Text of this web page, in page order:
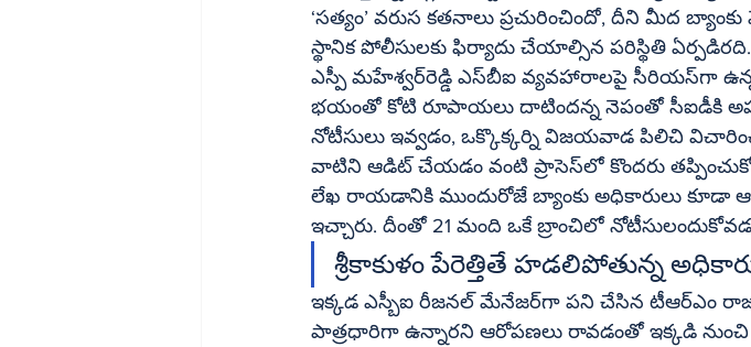
‘సత్యం’ వరుస కతనాలు ప్రచురించిందో, దీని మీద బ్యాంకు మేనేజర్‌ శ్రీకర్‌ను సస్పెండ్‌
స్థానిక పోలీసులకు ఫిర్యాదు చేయాల్సిన పరిస్థితి ఏర్పడిరది. కానీ ఆ డివిజన్‌కు
ఎస్పీ మహేశ్వర్‌రెడ్డి ఎస్‌బీఐ వ్యవహారాలపై సీరియస్‌గా ఉన్నందున ఫిర్యాదు ఇచ్చిన వెంటనే అరెస్టు చేస్తారన్న
భయంతో కోటి రూపాయలు దాటిందన్న నెపంతో సీఐడీకి
నోటీసులు ఇవ్వడం, ఒక్కొక్కర్ని విజయవాడ పిలిచి
వాటిని ఆడిట్‌ చేయడం వంటి ప్రాసెస్‌లో కొందరు తప్పించుకోవచ్చన్న భావనతో సీఐడీని ఆశ్రయించారు. సీఐడీకి
లేఖ రాయడానికి ముందురోజే బ్యాంకు అధికారులు
ఇచ్చారు. దీంతో 21 మంది ఒకే బ్రాంచిలో
శ్రీకాకుళం పేరెత్తితే హడలిపోతున్న
ఇక్కడ ఎస్బీఐ రీజనల్‌ మేనేజర్‌గా పని చేసిన టీఆర్‌ఎం రాజు గార బ్రాంచిలో తాకట్టు నగల మాయం కేసులో
పాత్రధారిగా ఉన్నారని ఆరోపణలు రావడంతో ఇక్కడి నుంచి బదిలీ చేసి